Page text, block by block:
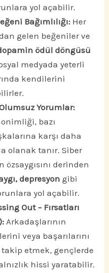
yol açabilir.
Bağımlılığı: Her
gelen beğeniler ve
ödül döngüsü
medyada yeterli
kendilerini
Yorumlar:
bazı
karşı daha
olanak tanır. Siber
özsaygısını derinden
depresyon gibi
yol açabilir.
Out – Fırsatları
Arkadaşlarının
veya başarılarını
etmek, gençlerde
hissi yaratabilir.